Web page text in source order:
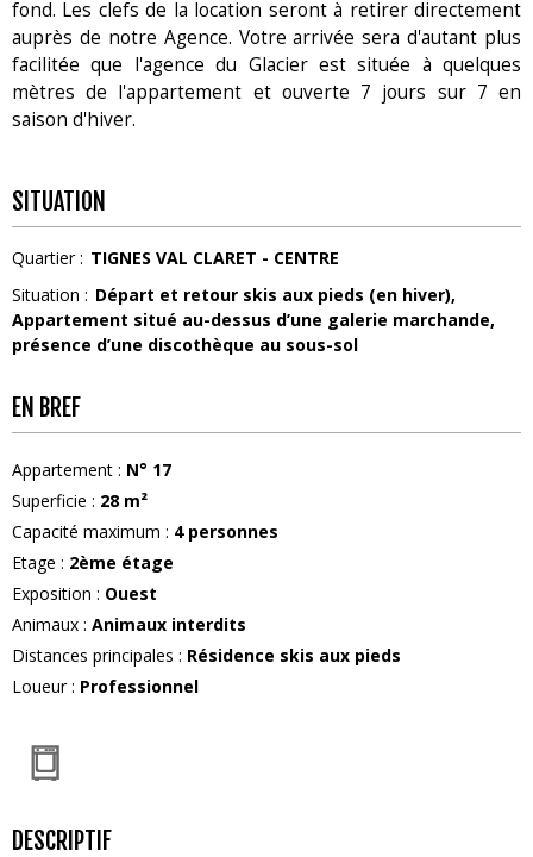
fond. Les clefs de la location seront à retirer directement
auprès de notre Agence. Votre arrivée sera d'autant plus
facilitée que l'agence du Glacier est située à quelques
mètres de l'appartement et ouverte 7 jours sur 7 en
saison d'hiver.
SITUATION
Quartier : TIGNES VAL CLARET - CENTRE
Situation : Départ et retour skis aux pieds (en hiver)
Appartement situé au-dessus d’une galerie marchande,
présence d’une discothèque au sous-sol
EN BREF
Appartement : N° 17
Superficie : 28 m²
Capacité maximum : 4 personnes
Etage : 2ème étage
Exposition : Ouest
Animaux : Animaux interdits
Distances principales : Résidence skis aux pieds
Loueur: Professionnel
DESCRIPTIF